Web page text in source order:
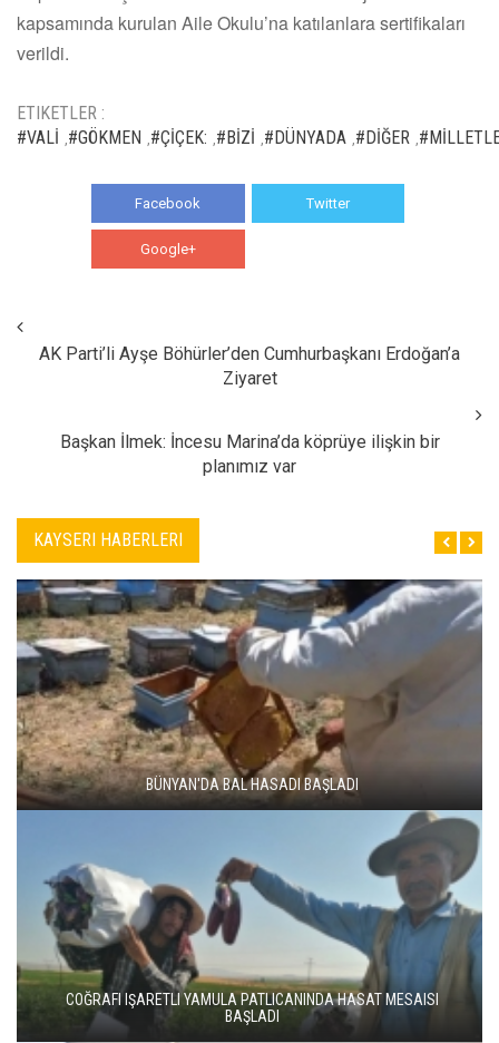
kapsamında kurulan Aile Okulu’na katılanlara sertifikaları
verildi.
ETIKETLER :
#VALİ #GÖKMEN #ÇİÇEK: #BİZİ #DÜNYADA #DİĞER
Facebook Twitter
Google+
AK Parti’li Ayşe Böhürler’den Cumhurbaşkanı Erdoğan’a
Ziyaret
Başkan İlmek: İncesu Marina’da köprüye ilişkin bir
planımız var
KAYSERI HABERLERI
BÜNYAN'DA BAL HASADI BAŞLADI
COĞRAFI IŞARETLI YAMULA PATLICANINDA HASAT MESAISI
BAŞLADI